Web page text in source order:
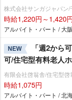
株式会社サンガジャパン
時給1,220円～1,420
アルバイト・パート / 大
NEW
「週2から
可/住宅型有料老人
有限会社啓翁舎/住宅型啓
時給1,075円
アルバイト・パート / 北